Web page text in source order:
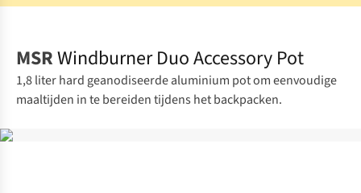
MSRWindburner Duo Accessory Pot
1,8 liter hard geanodiseerde aluminium pot om eenvoudige
maaltijden in te bereiden tijdens het backpacken.